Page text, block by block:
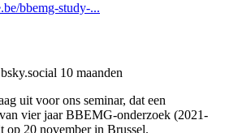
bbemg-study-...
10 maanden
uit voor ons seminar, dat een
vier jaar BBEMG-onderzoek (2021-
op 20 november in Brussel.